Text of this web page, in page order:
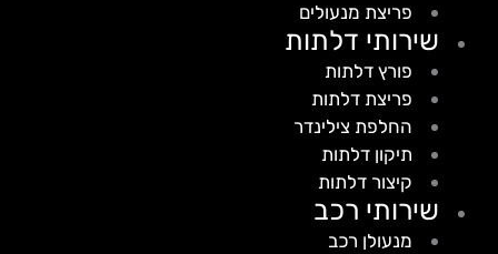
פריצת מנעולים
שירותי דלתות
פורץ דלתות
פריצת דלתות
החלפת צילינדר
תיקון דלתות
קיצור דלתות
שירותי רכב
מנעולן רכב